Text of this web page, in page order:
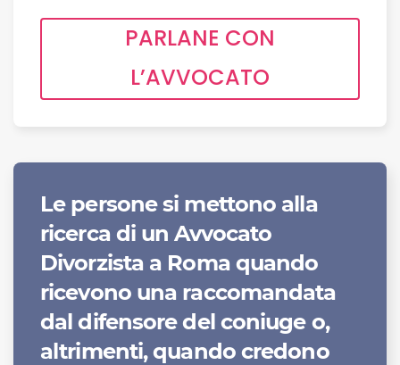
PARLANE CON
L’AVVOCATO
Le persone si mettono alla
ricerca di un Avvocato
Divorzista a Roma quando
ricevono una raccomandata
dal difensore del coniuge o,
altrimenti, quando credono